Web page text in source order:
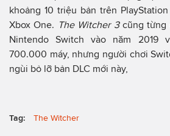
khoảng 10 triệu bản trên
Xbox One. The Witcher 3cũng từng
Nintendo Switch vào năm 2019
700.000 máy, nhưng người chơi
ngùi bỏ lỡ bản DLC mới này,
Tag: The Witcher